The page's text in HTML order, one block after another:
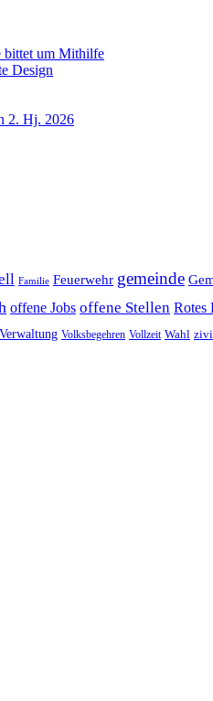
bittet um Mithilfe
Design
2. Hj. 2026
Familie Feuerwehr gemeinde
offene Jobs offene Stellen Rotes
Verwaltung Volksbegehren Vollzeit Wahl